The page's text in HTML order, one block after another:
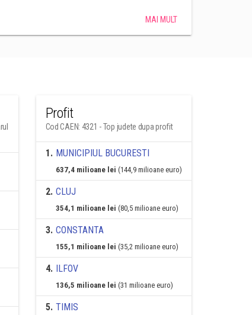
MAI MULT
Profit
Cod CAEN: 4321 - Top judete dupa profit
1. MUNICIPIUL BUCURESTI
637,4 milioane lei (144,9 milioane euro)
2. CLUJ
354,1 milioane lei (80,5 milioane euro)
3. CONSTANTA
155,1 milioane lei (35,2 milioane euro)
4. ILFOV
136,5 milioane lei (31 milioane euro)
5. TIMIS